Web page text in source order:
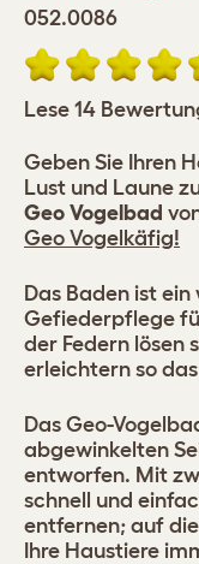
052.0086
Lese 14
Geben Sie Ihren
Lust und Laune
Geo Vogelbad
Geo Vogelkäfig!
Das Baden ist
Gefiederpflege
der Federn lösen
erleichtern so
Das Geo-
abgewinkelten
entworfen. Mit
schnell und
entfernen; auf
Ihre Haustiere